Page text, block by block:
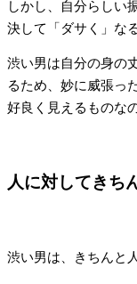
しかし、自分らしい
決して「ダサく」な
渋い男は自分の身の
るため、妙に威張っ
好良く見えるものな
人に対してきち
渋い男は、きちんと